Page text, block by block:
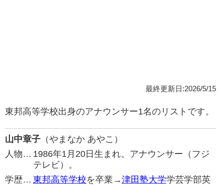
最終更新日:2026/5/15
東邦高等学校出身のアナウンサー1名のリストです。
山中章子 （やまなか あやこ）
人物… 1986年1月20日生まれ。アナウンサー（フジ
テレビ）。
学歴… 東邦高等学校を卒業→津田塾大学学芸学部英